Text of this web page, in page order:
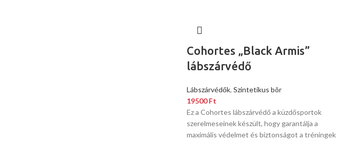
Cohortes „Black Armis”
lábszárvédő
Lábszárvédők, Szintetikus bõr
19500Ft
Ez a Cohortes lábszárvédő a küzdősportok
szerelmeseinek készült, hogy garantálja a
maximális védelmet és biztonságot a tréningek